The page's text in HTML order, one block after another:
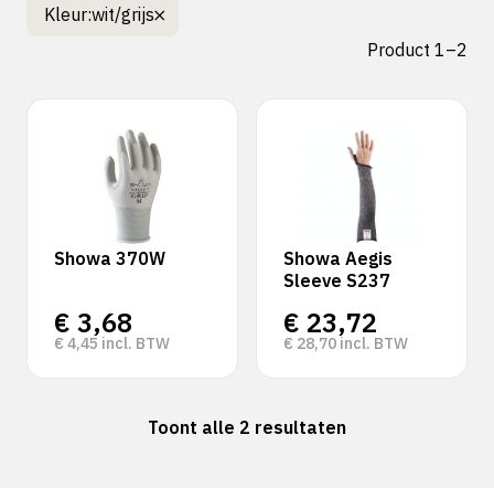
Kleur:wit/grijs
Product 1–2
Showa 370W
€ 3,68
€ 4,45 incl. BTW
Showa Aegis
Sleeve S237
€ 23,72
€ 28,70 incl. BTW
Toont alle 2 resultaten